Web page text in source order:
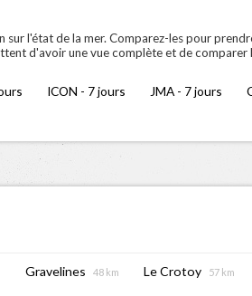
l'état de la mer. Comparez-les pour
d'avoir une vue complète et de comparer
ICON - 7 jours JMA - 7 jours
Gravelines 48 km Le Crotoy 57 km